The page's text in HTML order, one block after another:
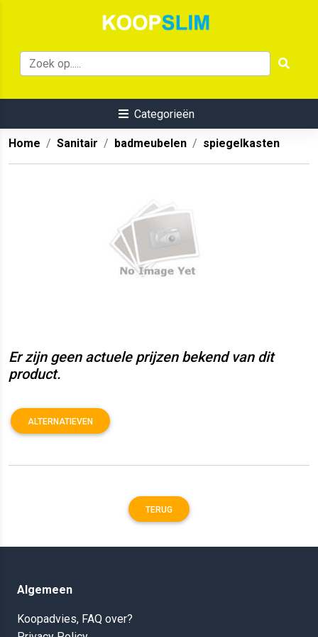
Categorieën
Home Sanitair badmeubelen spiegelkasten
Er zijn geen actuele prijzen bekend van dit
product.
ALTERNATIEVEN
TERUG
Algemeen
Koopadvies, FAQ over?